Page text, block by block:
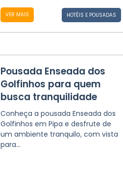
VER MAIS HOTÉIS E POUSADAS
Pousada Enseada dos
Golfinhos para quem
busca tranquilidade
Conheça a pousada Enseada dos
Golfinhos em Pipa e desfrute de
um ambiente tranquilo, com vista
para...